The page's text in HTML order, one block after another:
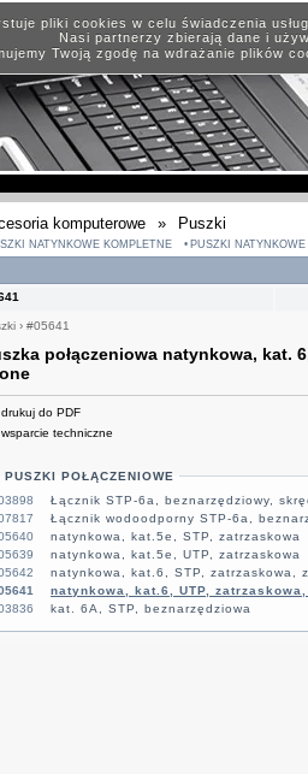
pliki cookies w celu świadczenia
Nasi partnerzy zbierają dane i
Twoją zgodę na wdrażanie plików
komputerowe » Puszki
NATYNKOWE KOMPLETNE PUSZKI
› #05641
połączeniowa natynkowa, kat.
drukuj do PDF
wsparcie techniczne
PUSZKI POŁĄCZENIOWE
Łącznik STP-6a, beznarzędziowy,
Łącznik wodoodporny STP-6a,
natynkowa, kat.5e, STP, zatrzaskowa
natynkowa, kat.5e, UTP, zatrzaskowa
natynkowa, kat.6, STP, zatrzaskowa,
natynkowa, kat.6, UTP,
kat. 6A, STP, beznarzędziowa